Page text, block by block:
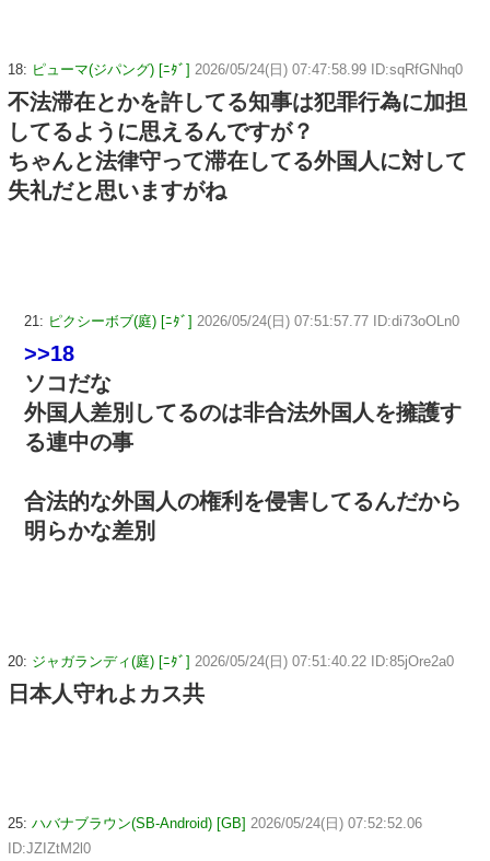
18: ピューマ(ジパング) [ﾆﾀﾞ] 2026/05/24(日) 07:47:58.99 ID:sqRfGNhq0
不法滞在とかを許してる知事は犯罪行為に加担
してるように思えるんですが？
ちゃんと法律守って滞在してる外国人に対して
失礼だと思いますがね
21: ピクシーボブ(庭) [ﾆﾀﾞ] 2026/05/24(日) 07:51:57.77 ID:di73oOLn0
>>18
ソコだな
外国人差別してるのは非合法外国人を擁護す
る連中の事
合法的な外国人の権利を侵害してるんだから
明らかな差別
20: ジャガランディ(庭) [ﾆﾀﾞ] 2026/05/24(日) 07:51:40.22 ID:85jOre2a0
日本人守れよカス共
25: ハバナブラウン(SB-Android) [GB] 2026/05/24(日) 07:52:52.06
ID:JZIZtM2l0